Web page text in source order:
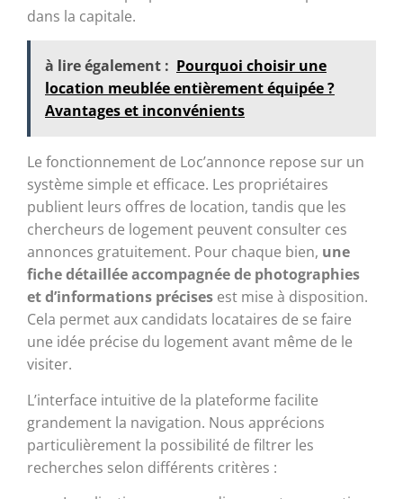
dans la capitale.
à lire également : Pourquoi choisir une
location meublée entièrement équipée ?
Avantages et inconvénients
Le fonctionnement de Loc’annonce repose sur un
système simple et efficace. Les propriétaires
publient leurs offres de location, tandis que les
chercheurs de logement peuvent consulter ces
annonces gratuitement. Pour chaque bien, une
fiche détaillée accompagnée de photographies
et d’informations précises est mise à disposition.
Cela permet aux candidats locataires de se faire
une idée précise du logement avant même de le
visiter.
L’interface intuitive de la plateforme facilite
grandement la navigation. Nous apprécions
particulièrement la possibilité de filtrer les
recherches selon différents critères :